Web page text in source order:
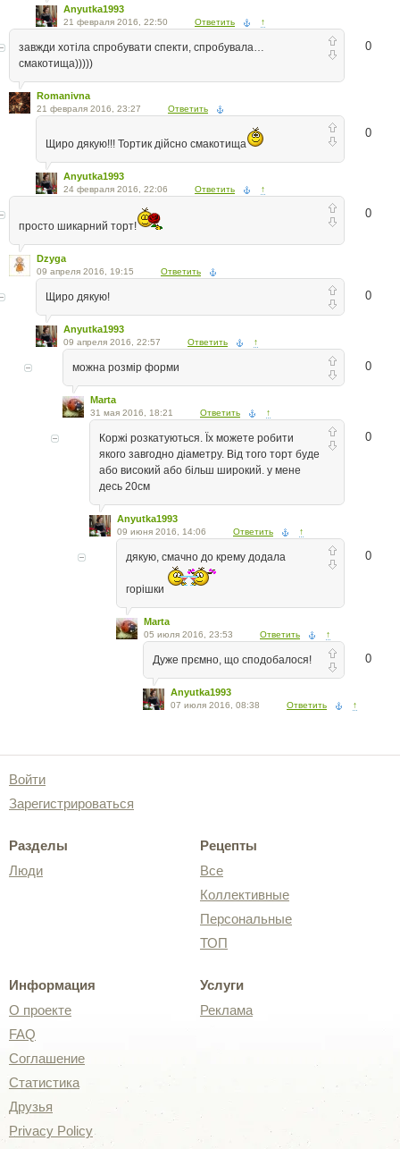
Anyutka1993
21 февраля 2016, 22:50 Ответить ↑
0
завжди хотіла спробувати спекти, спробувала…
смакотища)))))
Romanivna
21 февраля 2016, 23:27 Ответить
0
Щиро дякую!!! Тортик дійсно смакотища
Anyutka1993
24 февраля 2016, 22:06 Ответить ↑
0
просто шикарний торт!
Dzyga
09 апреля 2016, 19:15 Ответить
0
Щиро дякую!
Anyutka1993
09 апреля 2016, 22:57 Ответить ↑
0
можна розмір форми
Marta
31 мая 2016, 18:21 Ответить ↑
0
Коржі розкатуються. Їх можете робити
якого завгодно діаметру. Від того торт буде
або високий або більш широкий. у мене
десь 20см
Anyutka1993
09 июня 2016, 14:06 Ответить ↑
0
дякую, смачно до крему додала
горішки
Marta
05 июля 2016, 23:53 Ответить ↑
0
Дуже прємно, що сподобалося!
Anyutka1993
07 июля 2016, 08:38 Ответить ↑
Войти
Зарегистрироваться
Разделы
Люди
Рецепты
Все
Коллективные
Персональные
ТОП
Информация
О проекте
FAQ
Соглашение
Статистика
Друзья
Privacy Policy
Услуги
Реклама